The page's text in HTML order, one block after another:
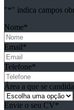
"*" indica campos
Nome*
Email*
Telefone*
Área a que se
Envie o seu CV*